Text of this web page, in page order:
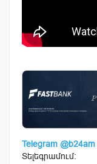
Telegram @b24am
Տելեգրամում: